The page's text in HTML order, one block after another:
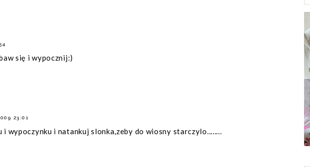
się i wypocznij:)
23:01
wypoczynku i natankuj slonka,zeby do wiosny starczylo........